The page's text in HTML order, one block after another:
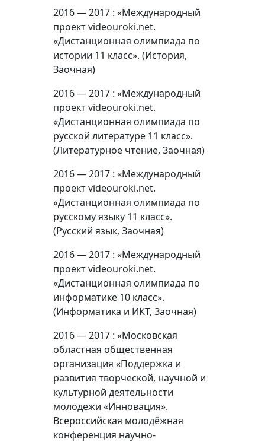
2016 — 2017 : «Международный
проект videouroki.net.
«Дистанционная олимпиада по
истории 11 класс». (История,
Заочная)
2016 — 2017 : «Международный
проект videouroki.net.
«Дистанционная олимпиада по
русской литературе 11 класс».
(Литературное чтение, Заочная)
2016 — 2017 : «Международный
проект videouroki.net.
«Дистанционная олимпиада по
русскому языку 11 класс».
(Русский язык, Заочная)
2016 — 2017 : «Международный
проект videouroki.net.
«Дистанционная олимпиада по
информатике 10 класс».
(Информатика и ИКТ, Заочная)
2016 — 2017 : «Московская
областная общественная
организация «Поддержка и
развития творческой, научной и
культурной деятельности
молодежи «Инновация».
Всероссийская молодёжная
конференция научно-